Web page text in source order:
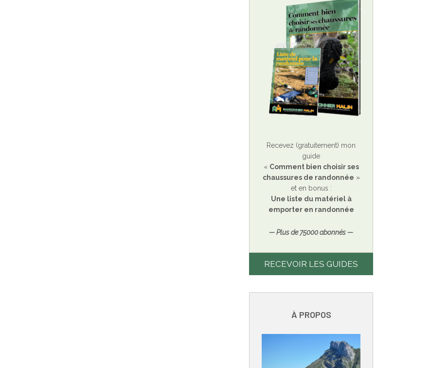
Recevez (gratuitement) mon
guide
« Comment bien choisir ses
chaussures de randonnée »
et en bonus :
Une liste du matériel à
emporter en randonnée
— Plus de 75000 abonnés —
RECEVOIR LES GUIDES
À PROPOS